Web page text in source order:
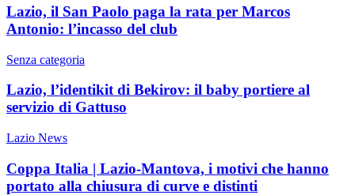
Lazio, il San Paolo paga la rata per Marcos
Antonio: l’incasso del club
Senza categoria
Lazio, l’identikit di Bekirov: il baby portiere al
servizio di Gattuso
Lazio News
Coppa Italia | Lazio-Mantova, i motivi che hanno
portato alla chiusura di curve e distinti